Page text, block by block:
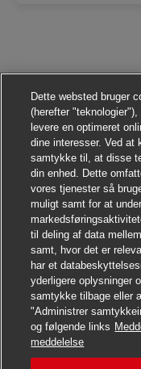
Dette websted bruger
(herefter
levere en optimeret
dine interesser. Ved at
samtykke til, at disse
din enhed. Dette
vores tjenester så
muligt samt for at
til deling af data
samt, hvor det er
har et
yderligere oplysninger
samtykke tilbage eller
"Administrer
og følgende links
meddelelse